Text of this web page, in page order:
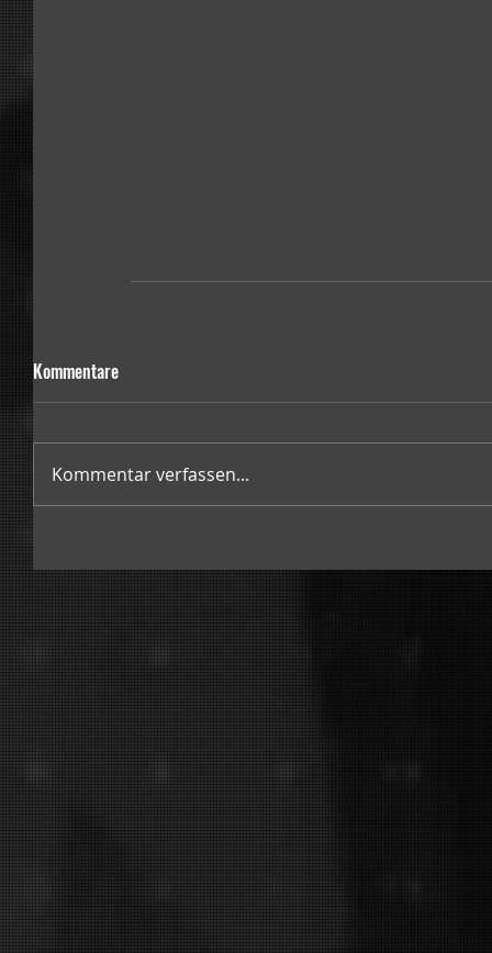
Kommentare
Kommentar verfassen...